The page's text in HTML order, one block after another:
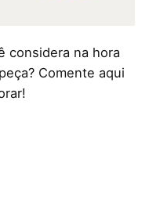
considera na hora
Comente aqui